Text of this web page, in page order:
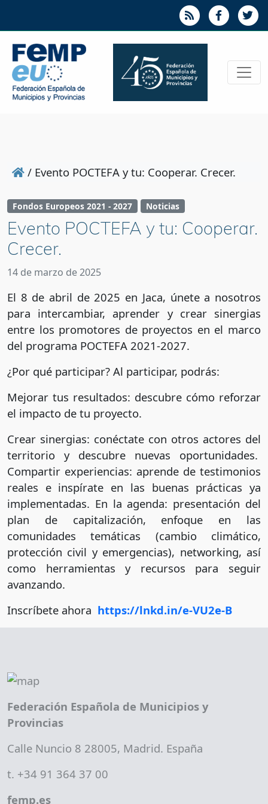
/ Evento POCTEFA y tu: Cooperar. Crecer.
Fondos Europeos 2021 - 2027 Noticias
Evento POCTEFA y tu: Cooperar.
Crecer.
14 de marzo de 2025
El 8 de abril de 2025 en Jaca, únete a nosotros
para intercambiar, aprender y crear sinergias
entre los promotores de proyectos en el marco
del programa POCTEFA 2021-2027.
¿Por qué participar? Al participar, podrás:
Mejorar tus resultados: descubre cómo reforzar
el impacto de tu proyecto.
Crear sinergias: conéctate con otros actores del
territorio y descubre nuevas oportunidades.
Compartir experiencias: aprende de testimonios
reales e inspírate en las buenas prácticas ya
implementadas. En la agenda: presentación del
plan de capitalización, enfoque en las
comunidades temáticas (cambio climático,
protección civil y emergencias), networking, así
como herramientas y recursos para seguir
avanzando.
Inscríbete ahora https://lnkd.in/e-VU2e-B
Federación Española de Municipios y
Provincias
Calle Nuncio 8 28005, Madrid. España
t. +34 91 364 37 00
femp.es